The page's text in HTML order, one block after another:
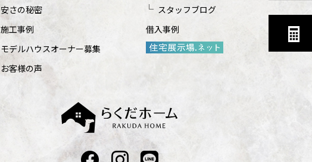
安さの秘密
施工事例
モデルハウスオーナー募集
お客様の声
スタッフブログ
借入事例